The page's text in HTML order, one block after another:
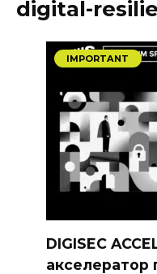
digital-
IMPORTANT
DIGISEC
акселератор